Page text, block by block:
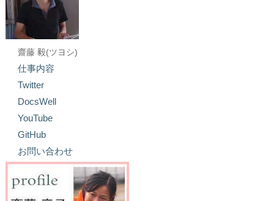
齋藤 毅(ツヨシ)
仕事内容
Twitter
DocsWell
YouTube
GitHub
お問い合わせ